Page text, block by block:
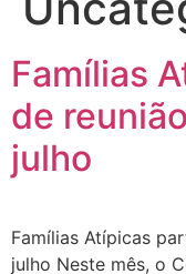
Famílias
de
julho
Famílias Atípicas
julho Neste mês, o